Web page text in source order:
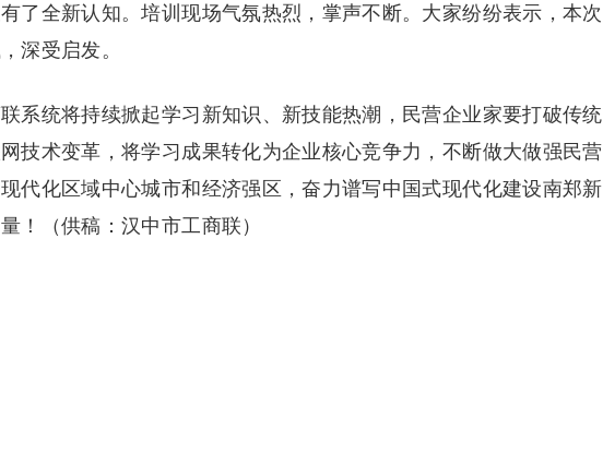
了全新认知。培训现场气氛热烈，掌声不断。大家纷纷表示，本次
深受启发。
系统将持续掀起学习新知识、新技能热潮，民营企业家要打破传统
技术变革，将学习成果转化为企业核心竞争力，不断做大做强民营
代化区域中心城市和经济强区，奋力谱写中国式现代化建设南郑新
！（供稿：汉中市工商联）